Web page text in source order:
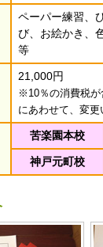
ペーパー練習、
び、お絵かき、
等
21,000円
※10％の消費税が
にあわせて、変更
苦楽園本校
神戸元町校